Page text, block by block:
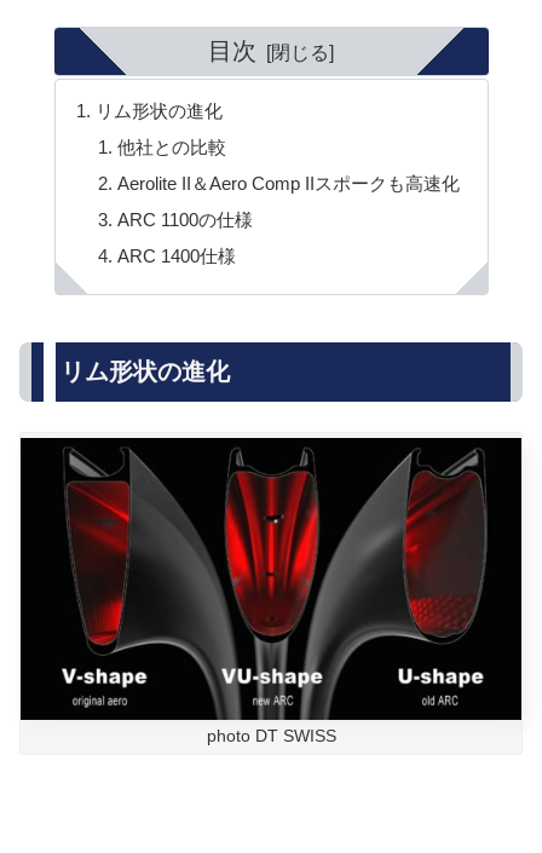
目次
リム形状の進化
他社との比較
Aerolite II＆Aero Comp IIスポークも高速化
ARC 1100の仕様
ARC 1400仕様
リム形状の進化
photo DT SWISS